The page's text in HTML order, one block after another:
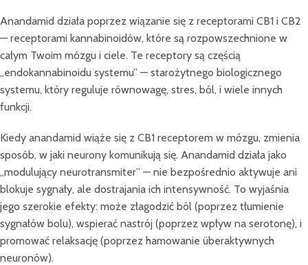
Anandamid działa poprzez wiązanie się z receptorami CB1 i CB2
— receptorami kannabinoidów, które są rozpowszechnione w
całym Twoim mózgu i ciele. Te receptory są częścią
„endokannabinoidu systemu” — starożytnego biologicznego
systemu, który reguluje równowagę, stres, ból, i wiele innych
funkcji.
Kiedy anandamid wiąże się z CB1 receptorem w mózgu, zmienia
sposób, w jaki neurony komunikują się. Anandamid działa jako
„modulujący neurotransmiter” — nie bezpośrednio aktywuje ani
blokuje sygnały, ale dostrajania ich intensywność. To wyjaśnia
jego szerokie efekty: może złagodzić ból (poprzez tłumienie
sygnałów bolu), wspierać nastrój (poprzez wpływ na serotonę), i
promować relaksację (poprzez hamowanie überaktywnych
neuronów).